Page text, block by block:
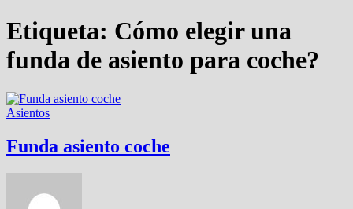
Etiqueta: Cómo elegir una
funda de asiento para coche?
Asientos
Funda asiento coche